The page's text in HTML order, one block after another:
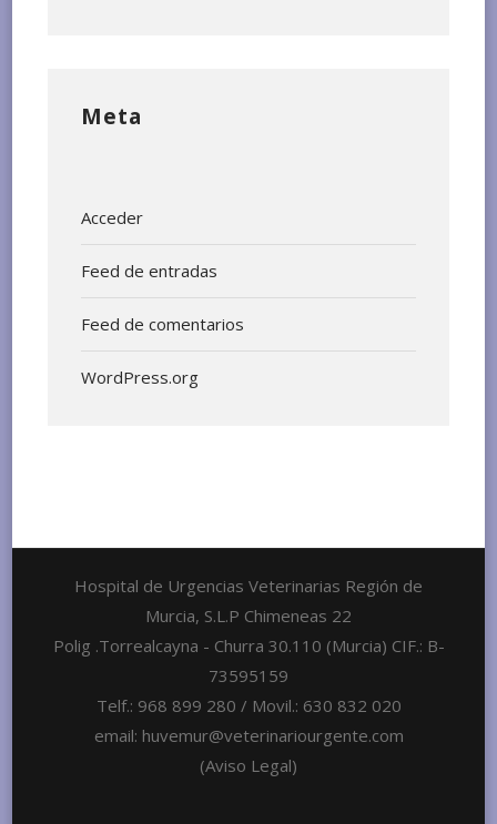
Meta
Acceder
Feed de entradas
Feed de comentarios
WordPress.org
Hospital de Urgencias Veterinarias Región de
Murcia, S.L.P Chimeneas 22
Polig .Torrealcayna - Churra 30.110 (Murcia) CIF.: B-
73595159
Telf.: 968 899 280 / Movil.: 630 832 020
email: huvemur@veterinariourgente.com
(Aviso Legal)